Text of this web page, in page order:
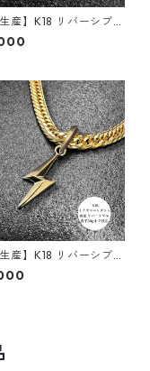
生産】K18 リバーシブル
ト | 雷-INAZUMA- |
ンド | 30g喜平まで
生産】K18 リバーシブル
ト | 雷-INAZUMA- |
プ| 30g喜平まで対応